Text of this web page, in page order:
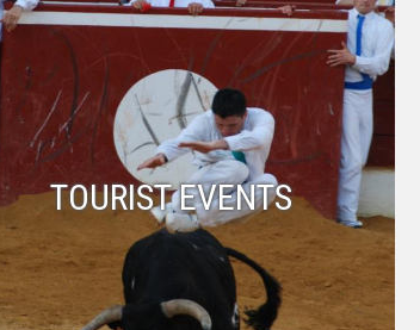
TOURIST EVENTS